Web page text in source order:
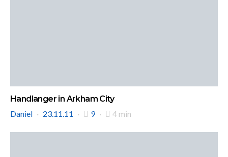
Handlanger in Arkham City
Daniel
23.11.11 9 4 min